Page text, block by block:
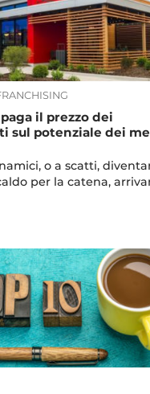
il prezzo dei
sul potenziale dei
o a scatti,
per la catena,